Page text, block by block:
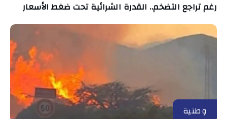
رغم تراجع التضخم.. القدرة الشرائية تحت ضغط الأسعار
وطنية